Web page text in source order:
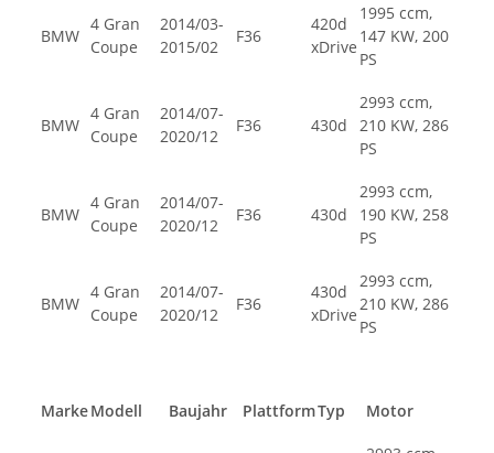
BMW
4 Gran
Coupe
2014/03-
2015/02
F36
420d
xDrive
1995 ccm,
147 KW, 200
PS
BMW
4 Gran
Coupe
2014/07-
2020/12
F36 430d
2993 ccm,
210 KW, 286
PS
BMW
4 Gran
Coupe
2014/07-
2020/12
F36 430d
2993 ccm,
190 KW, 258
PS
BMW
4 Gran
Coupe
2014/07-
2020/12
F36
430d
xDrive
2993 ccm,
210 KW, 286
PS
MarkeModell Baujahr PlattformTyp Motor